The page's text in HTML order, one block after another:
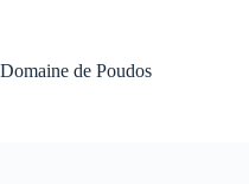
Domaine de Poudos